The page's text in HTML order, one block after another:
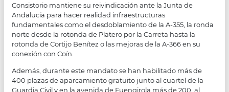
Consistorio mantiene su reivindicación ante la Junta de
Andalucía para hacer realidad infraestructuras
fundamentales como el desdoblamiento de la A-355, la ronda
norte desde la rotonda de Platero por la Carreta hasta la
rotonda de Cortijo Benítez o las mejoras de la A-366 en su
conexión con Coín.
Además, durante este mandato se han habilitado más de
400 plazas de aparcamiento gratuito junto al cuartel de la
Guardia Civil y en la avenida de Fuengirola más de 200, al